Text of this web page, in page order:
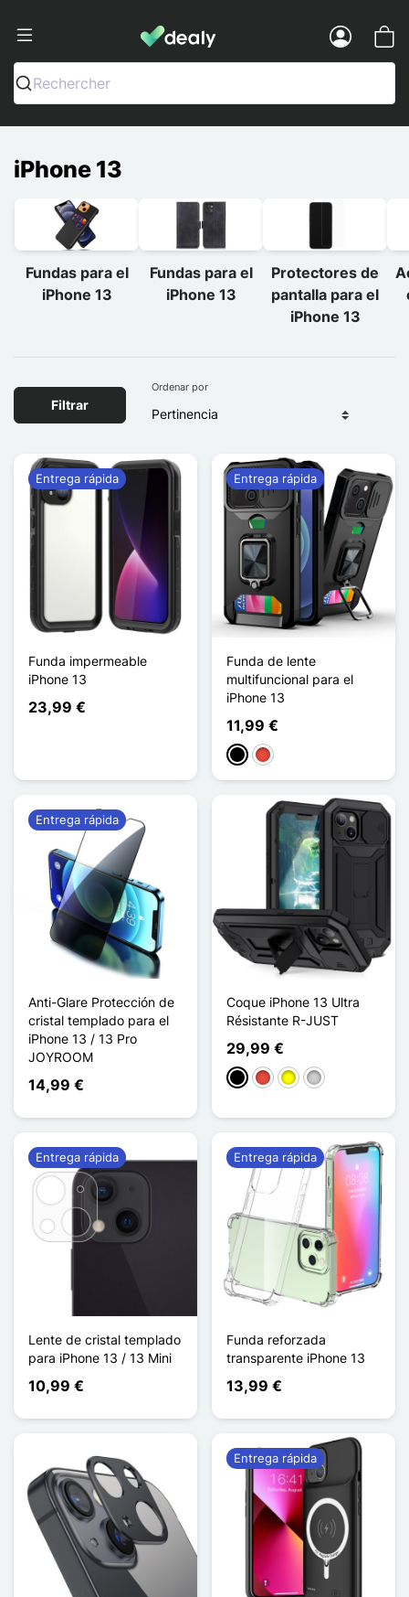
Dealy - Fundas y accesorios para
Rechercher
iPhone 13
Fundas para el
iPhone 13
Fundas para el
iPhone 13
Protectores de
pantalla para el
iPhone 13
Filtrar
Ordenar por
Funda impermeable
iPhone 13
23,99 €
Entrega rápida
Funda de lente
multifuncional para el
iPhone 13
11,99 €
NegroRojo
Entrega rápida
Anti-Glare Protección de
cristal templado para el
iPhone 13 / 13 Pro
JOYROOM
14,99 €
Entrega rápida
Coque iPhone 13 Ultra
Résistante R-JUST
29,99 €
NegroRojoAmarillo
Plata
Lente de cristal templado
para iPhone 13 / 13 Mini
10,99 €
Entrega rápida
Funda reforzada
transparente iPhone 13
13,99 €
Entrega rápida
Entrega rápida